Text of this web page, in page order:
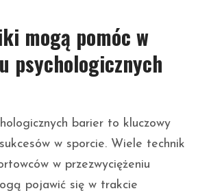
mogą pomóc w
psychologicznych
barier to kluczowy
w sporcie. Wiele technik
w przezwyciężeniu
pojawić się w trakcie